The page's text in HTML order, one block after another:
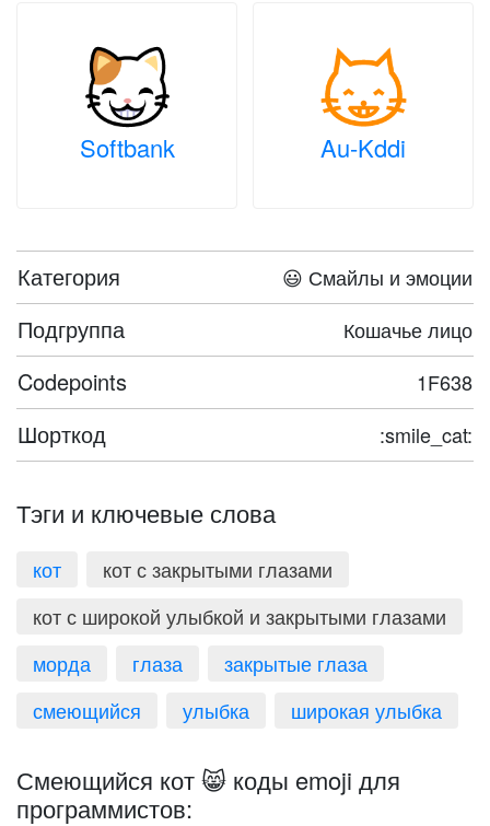
Softbank Au-Kddi
Категория 😃 Смайлы и эмоции
Подгруппа Кошачье лицо
Codepoints 1F638
Шорткод :smile_cat:
Тэги и ключевые слова
кот
кот с закрытыми глазами
кот с широкой улыбкой и закрытыми глазами
морда
глаза
закрытые глаза
смеющийся
улыбка широкая улыбка
Смеющийся кот 😸 коды emoji для
программистов: